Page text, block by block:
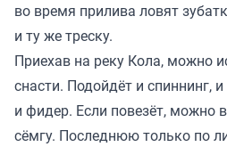
во время прилива ловят
и ту же треску.
Приехав на реку Кола, можно
снасти. Подойдёт и спиннинг,
и фидер. Если повезёт, можно
сёмгу. Последнюю только по